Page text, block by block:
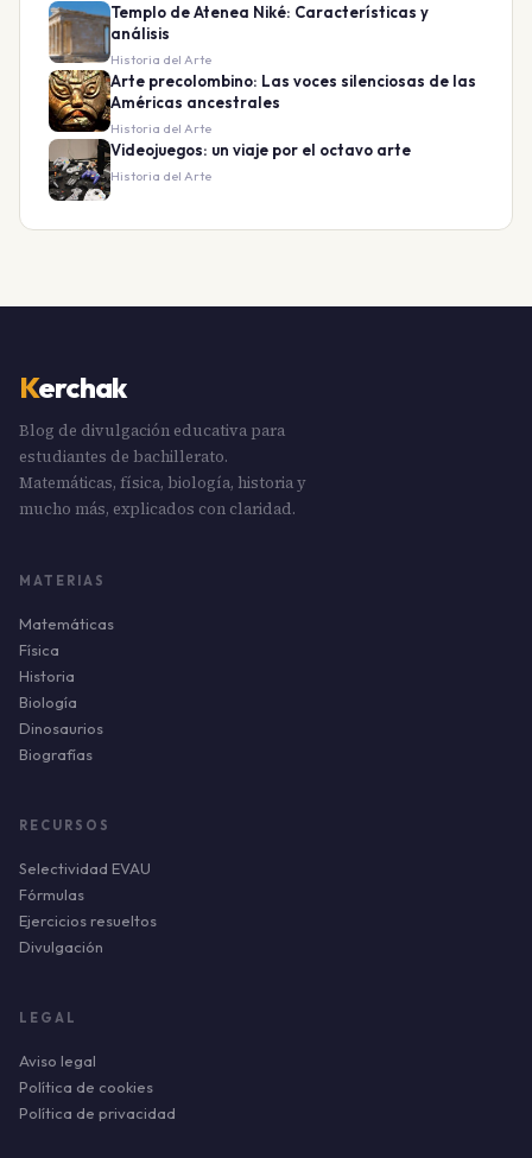
Templo de Atenea Niké: Características y
análisis
Historia del Arte
Arte precolombino: Las voces silenciosas de las
Américas ancestrales
Historia del Arte
Videojuegos: un viaje por el octavo arte
Historia del Arte
Kerchak
Blog de divulgación educativa para
estudiantes de bachillerato.
Matemáticas, física, biología, historia y
mucho más, explicados con claridad.
MATERIAS
Matemáticas
Física
Historia
Biología
Dinosaurios
Biografías
RECURSOS
Selectividad EVAU
Fórmulas
Ejercicios resueltos
Divulgación
LEGAL
Aviso legal
Política de cookies
Política de privacidad